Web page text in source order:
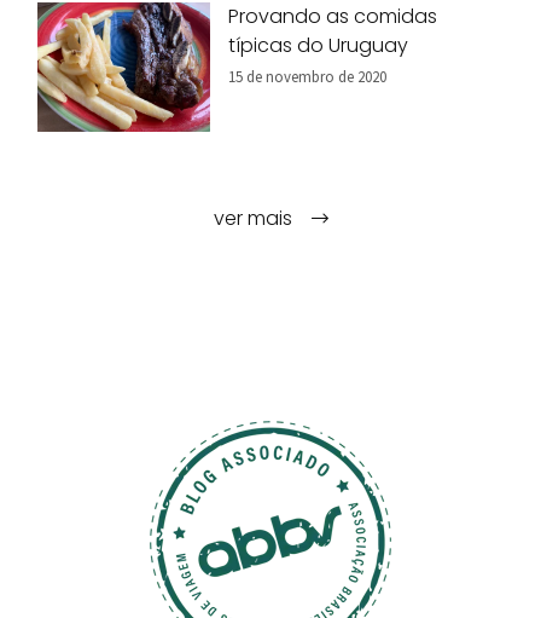
Provando as comidas
típicas do Uruguay
15 de novembro de 2020
ver mais